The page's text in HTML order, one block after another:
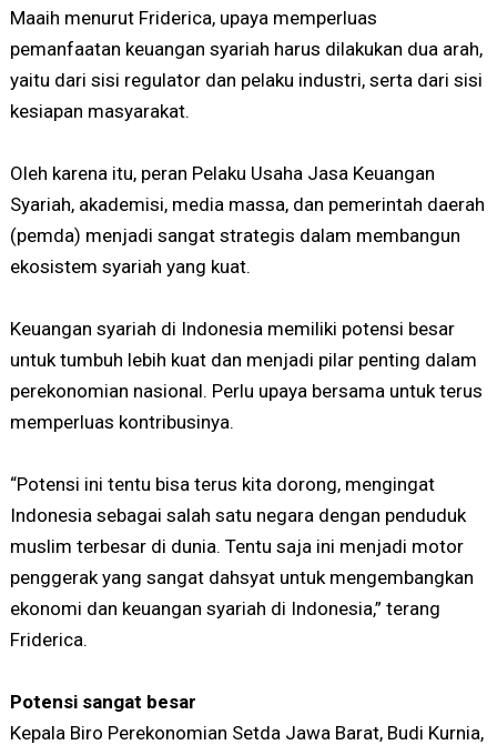
Maaih menurut Friderica, upaya memperluas
pemanfaatan keuangan syariah harus dilakukan dua arah,
yaitu dari sisi regulator dan pelaku industri, serta dari sisi
kesiapan masyarakat.
Oleh karena itu, peran Pelaku Usaha Jasa Keuangan
Syariah, akademisi, media massa, dan pemerintah daerah
(pemda) menjadi sangat strategis dalam membangun
ekosistem syariah yang kuat.
Keuangan syariah di Indonesia memiliki potensi besar
untuk tumbuh lebih kuat dan menjadi pilar penting dalam
perekonomian nasional. Perlu upaya bersama untuk terus
memperluas kontribusinya.
“Potensi ini tentu bisa terus kita dorong, mengingat
Indonesia sebagai salah satu negara dengan penduduk
muslim terbesar di dunia. Tentu saja ini menjadi motor
penggerak yang sangat dahsyat untuk mengembangkan
ekonomi dan keuangan syariah di Indonesia,” terang
Friderica.
Potensi sangat besar
Kepala Biro Perekonomian Setda Jawa Barat, Budi Kurnia,